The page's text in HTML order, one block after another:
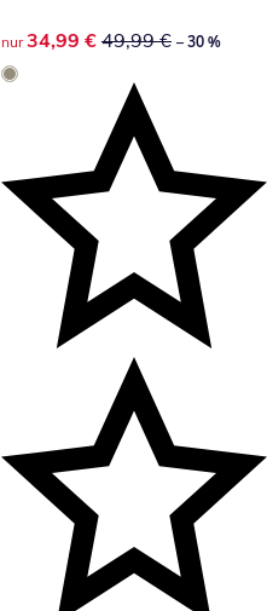
reduzierter Preis 34,99 €,
nur 34,99 € 49,99 € – 30 %